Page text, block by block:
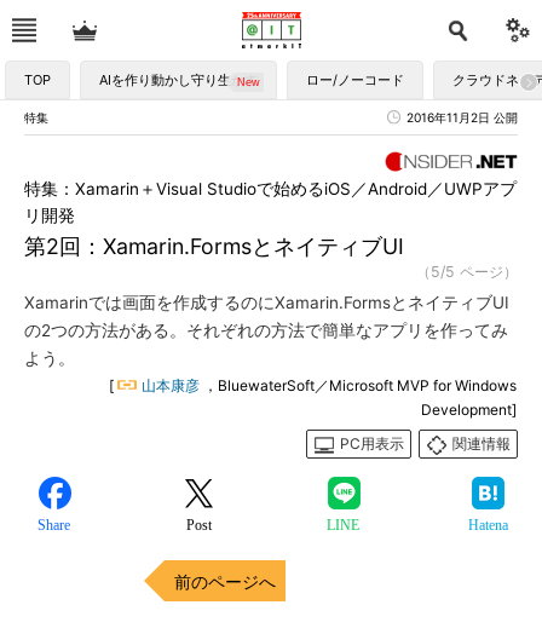
TOP AIを作り動かし守り生かす ロー/ノーコード クラウドネイ
特集 2016年11月2日 公開
第2回：Xamarin.FormsとネイティブUI
特集：Xamarin＋Visual Studioで始めるiOS／Android／UWPアプ
リ開発
（5/5 ページ）
Xamarinでは画面を作成するのにXamarin.FormsとネイティブUI
の2つの方法がある。それぞれの方法で簡単なアプリを作ってみ
よう。
[ 山本康彦 ，BluewaterSoft／Microsoft MVP for Windows
Development]
PC用表示
関連情報
Share Post LINE Hatena
前のページへ